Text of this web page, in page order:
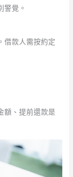
警覺。
借款人需按約定
額、提前還款是